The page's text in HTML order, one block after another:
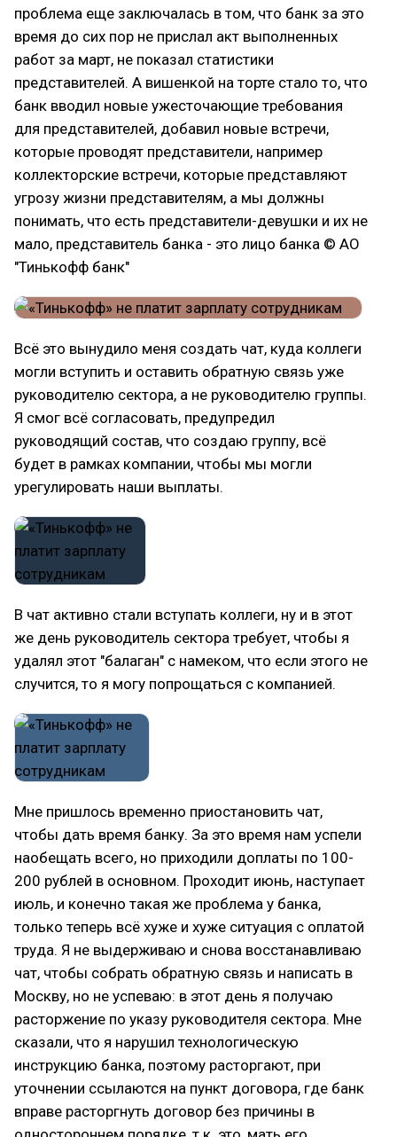
проблема еще заключалась в том, что банк за это
время до сих пор не прислал акт выполненных
работ за март, не показал статистики
представителей. А вишенкой на торте стало то, что
банк вводил новые ужесточающие требования
для представителей, добавил новые встречи,
которые проводят представители, например
коллекторские встречи, которые представляют
угрозу жизни представителям, а мы должны
понимать, что есть представители-девушки и их не
мало, представитель банка - это лицо банка © АО
"Тинькофф банк"
Всё это вынудило меня создать чат, куда коллеги
могли вступить и оставить обратную связь уже
руководителю сектора, а не руководителю группы.
Я смог всё согласовать, предупредил
руководящий состав, что создаю группу, всё
будет в рамках компании, чтобы мы могли
урегулировать наши выплаты.
В чат активно стали вступать коллеги, ну и в этот
же день руководитель сектора требует, чтобы я
удалял этот "балаган" с намеком, что если этого не
случится, то я могу попрощаться с компанией.
Мне пришлось временно приостановить чат,
чтобы дать время банку. За это время нам успели
наобещать всего, но приходили доплаты по 100-
200 рублей в основном. Проходит июнь, наступает
июль, и конечно такая же проблема у банка,
только теперь всё хуже и хуже ситуация с оплатой
труда. Я не выдерживаю и снова восстанавливаю
чат, чтобы собрать обратную связь и написать в
Москву, но не успеваю: в этот день я получаю
расторжение по указу руководителя сектора. Мне
сказали, что я нарушил технологическую
инструкцию банка, поэтому расторгают, при
уточнении ссылаются на пункт договора, где банк
вправе расторгнуть договор без причины в